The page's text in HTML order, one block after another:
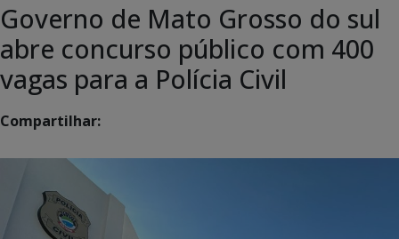
Governo de Mato Grosso do sul
abre concurso público com 400
vagas para a Polícia Civil
Compartilhar: